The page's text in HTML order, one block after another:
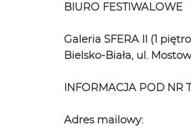
BIURO FESTIWALOWE
Galeria SFERA II (1
Bielsko-Biała, ul.
INFORMACJA POD NR
Adres mailowy: